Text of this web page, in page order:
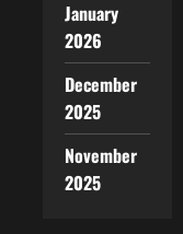
January
2026
December
2025
November
2025